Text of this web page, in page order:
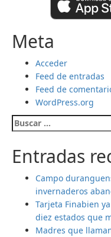
Meta
Acceder
Feed de entradas
Feed de
WordPress.org
Buscar:
Entradas
Campo
invernaderos
Tarjeta Finabien
diez estados que
Madres que